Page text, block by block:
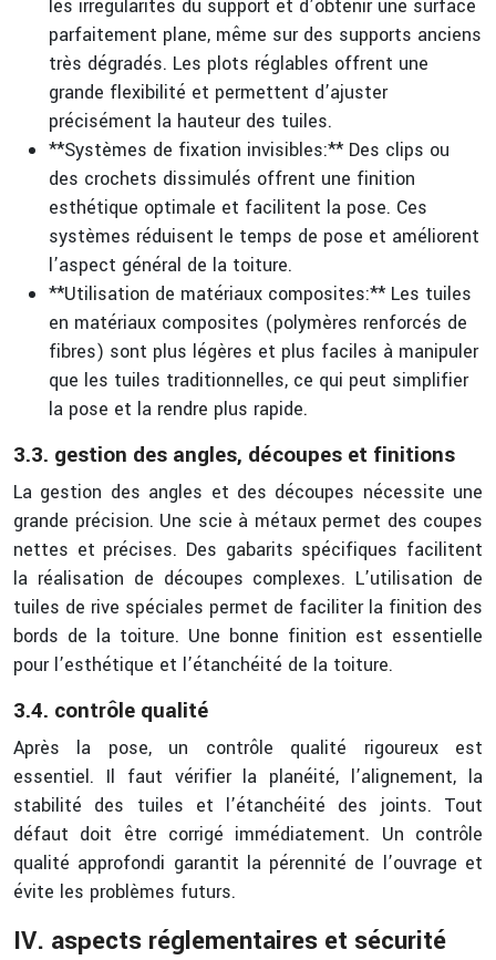
les irrégularités du support et d’obtenir une surface
parfaitement plane, même sur des supports anciens
très dégradés. Les plots réglables offrent une
grande flexibilité et permettent d’ajuster
précisément la hauteur des tuiles.
**Systèmes de fixation invisibles:** Des clips ou
des crochets dissimulés offrent une finition
esthétique optimale et facilitent la pose. Ces
systèmes réduisent le temps de pose et améliorent
l’aspect général de la toiture.
**Utilisation de matériaux composites:** Les tuiles
en matériaux composites (polymères renforcés de
fibres) sont plus légères et plus faciles à manipuler
que les tuiles traditionnelles, ce qui peut simplifier
la pose et la rendre plus rapide.
3.3. gestion des angles, découpes et finitions
La gestion des angles et des découpes nécessite une
grande précision. Une scie à métaux permet des coupes
nettes et précises. Des gabarits spécifiques facilitent
la réalisation de découpes complexes. L’utilisation de
tuiles de rive spéciales permet de faciliter la finition des
bords de la toiture. Une bonne finition est essentielle
pour l’esthétique et l’étanchéité de la toiture.
3.4. contrôle qualité
Après la pose, un contrôle qualité rigoureux est
essentiel. Il faut vérifier la planéité, l’alignement, la
stabilité des tuiles et l’étanchéité des joints. Tout
défaut doit être corrigé immédiatement. Un contrôle
qualité approfondi garantit la pérennité de l’ouvrage et
évite les problèmes futurs.
IV. aspects réglementaires et sécurité